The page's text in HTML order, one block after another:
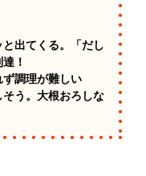
と出てくる。「だし
！
ず調理が難しい
そう。大根おろしな